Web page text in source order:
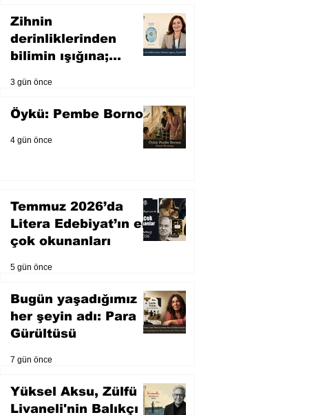
Zihnin
derinliklerinden
bilimin ışığına;
3 gün önce
Öykü: Pembe Bornoz
4 gün önce
Temmuz 2026’da
Litera Edebiyat’ın en
çok okunanları
5 gün önce
Bugün yaşadığımız
her şeyin adı: Para
Gürültüsü
7 gün önce
Yüksel Aksu, Zülfü
Livaneli'nin Balıkçı